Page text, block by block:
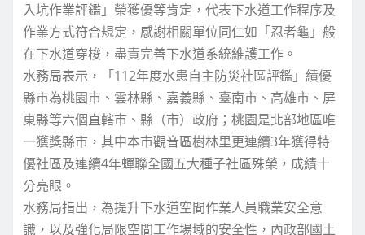
入坑作業評鑑」榮獲優等肯定，代表下水道工作程序及
作業方式符合規定，感謝相關單位同仁如「忍者龜」般
在下水道穿梭，盡責完善下水道系統維護工作。
水務局表示，「112年度水患自主防災社區評鑑」績優
縣市為桃園市、雲林縣、嘉義縣、臺南市、高雄市、屏
東縣等六個直轄市、縣（市）政府；桃園是北部地區唯
一獲獎縣市，其中本市觀音區樹林里更連續3年獲得特
優社區及連續4年蟬聯全國五大種子社區殊榮，成績十
分亮眼。
水務局指出，為提升下水道空間作業人員職業安全意
識，以及強化局限空間工作場域的安全性，內政部國土